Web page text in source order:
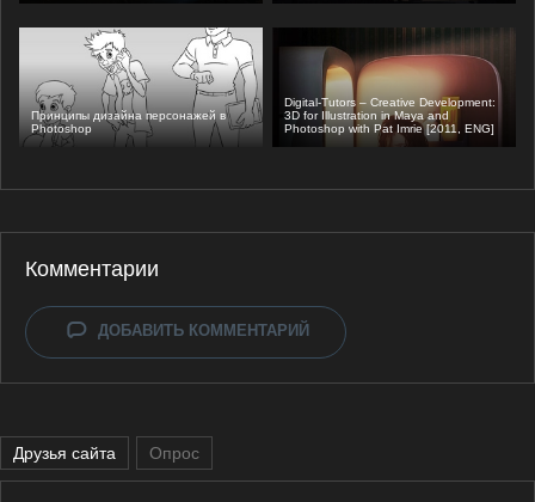
Принципы дизайна персонажей в
Photoshop
Digital-Tutors – Creative Development:
3D for Illustration in Maya and
Photoshop with Pat Imrie [2011, ENG]
Комментарии
ДОБАВИТЬ КОММЕНТАРИЙ
Друзья сайта Опрос